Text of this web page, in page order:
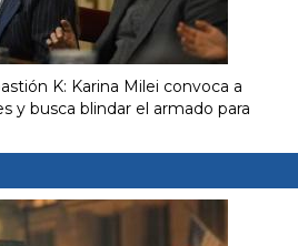
K: Karina Milei convoca a
y busca blindar el armado para